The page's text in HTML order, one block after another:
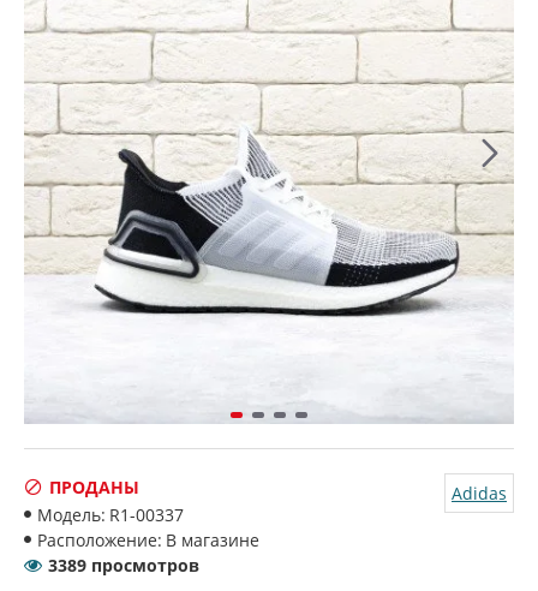
ПРОДАНЫ
Модель: R1-00337
Расположение: В магазине
Adidas
3389 просмотров